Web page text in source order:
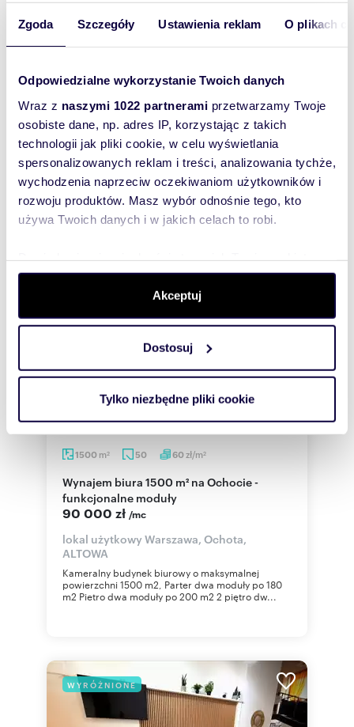
Zgoda Szczegóły Ustawienia reklam O plikach
Odpowiedzialne wykorzystanie Twoich danych
Wraz z naszymi 1022 partnerami przetwarzamy Twoje
osobiste dane, np. adres IP, korzystając z takich
technologii jak pliki cookie, w celu wyświetlania
spersonalizowanych reklam i treści, analizowania tychże,
wychodzenia naprzeciw oczekiwaniom użytkowników i
rozwoju produktów. Masz wybór odnośnie tego, kto
używa Twoich danych i w jakich celach to robi.
dane są przetwarzane oraz ustaw własne preferencje w
. W Deklaracji plików cookie możesz
zmienić lub wycofać swoją zgodę w dowolnej chwili.
Wykorzystujemy pliki cookie do spersonalizowania treści
i reklam, aby oferować funkcje społecznościowe i
korzystasz z naszej witryny, udostępniamy partnerom
Partnerzy mogą połączyć te informacje z innymi danymi
korzystania z ich usług.
Akceptuj
Dostosuj
Tylko niezbędne pliki cookie
175m 7 54zł/m
Kameralne biuro 175 m2 z windą i garażem.
lokal użytkowy Warszawa, Ochota,
Szczęśliwice, Włodarzewska
Kameralne biuro 175 m2, 7 gabinetów, Kuchnia
biurowa, 2x WC, Miejsce w garażu 1000zł winda
miejsce na reklamę na elewacji fronto...
1500 m2 50 60zł/m2
Wynajem biura 1500 m² na Ochocie -
funkcjonalne moduły
90 000 zł /mc
lokal użytkowy Warszawa, Ochota,
ALTOWA
Kameralny budynek biurowy o maksymalnej
powierzchni 1500 m2, Parter dwa moduły po 180
m2 Pietro dwa moduły po 200 m2 2 piętro dw...
WYRÓŻNIONE